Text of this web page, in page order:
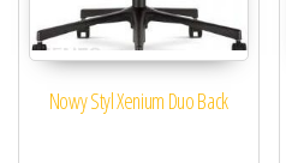
Nowy Styl Xenium Duo Back